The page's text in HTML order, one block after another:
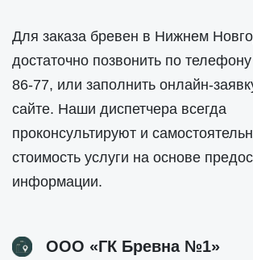
Для заказа бревен в Нижнем
достаточно позвонить по телефону
86-77, или заполнить онлайн-
сайте. Наши диспетчера всегда
проконсультируют и
стоимость услуги на основе
информации.
ООО «ГК Бревна №1»